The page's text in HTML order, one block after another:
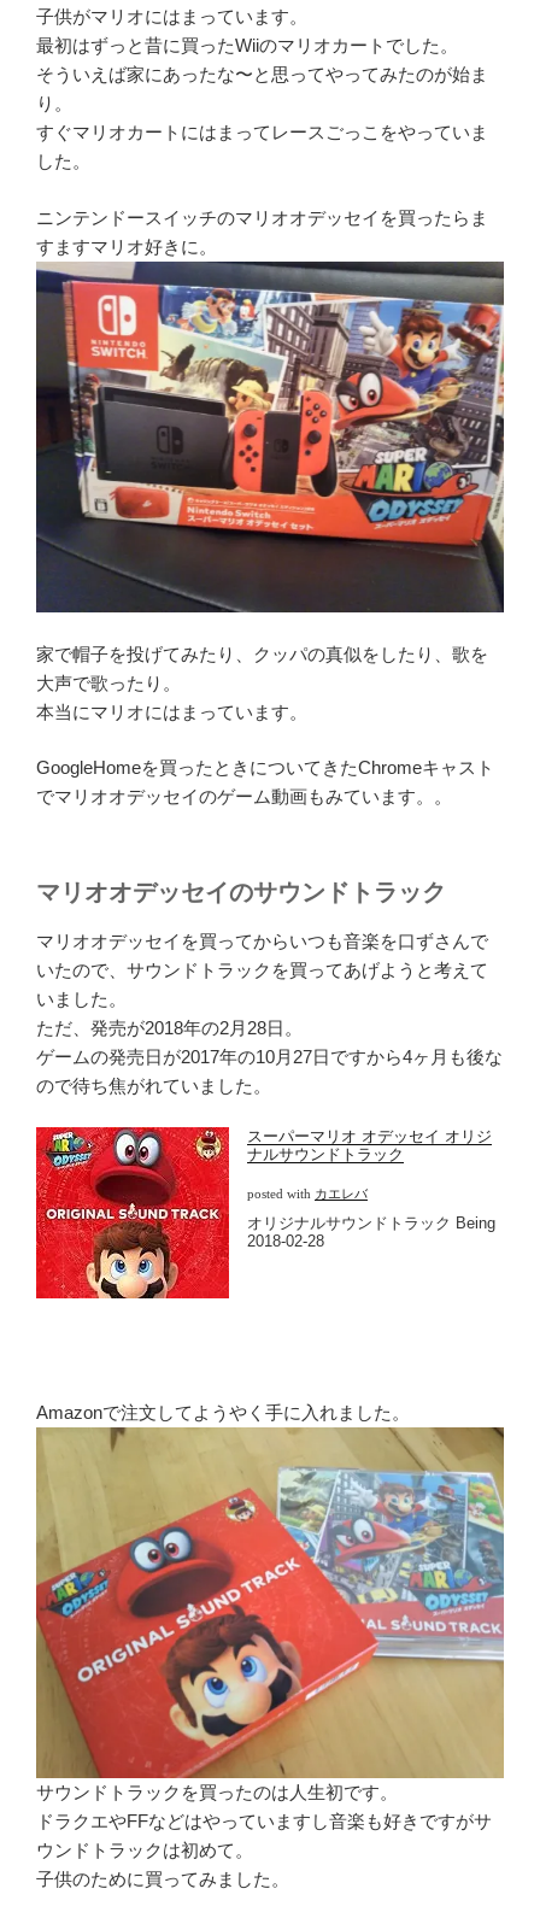
子供がマリオにはまっています。
最初はずっと昔に買ったWiiのマリオカートでした。
そういえば家にあったな〜と思ってやってみたのが始ま
り。
すぐマリオカートにはまってレースごっこをやっていま
した。
ニンテンドースイッチのマリオオデッセイを買ったらま
すますマリオ好きに。
家で帽子を投げてみたり、クッパの真似をしたり、歌を
大声で歌ったり。
本当にマリオにはまっています。
GoogleHomeを買ったときについてきたChromeキャスト
でマリオオデッセイのゲーム動画もみています。。
マリオオデッセイのサウンドトラック
マリオオデッセイを買ってからいつも音楽を口ずさんで
いたので、サウンドトラックを買ってあげようと考えて
いました。
ただ、発売が2018年の2月28日。
ゲームの発売日が2017年の10月27日ですから4ヶ月も後な
ので待ち焦がれていました。
スーパーマリオ オデッセイ オリジ
ナルサウンドトラック
posted with カエレバ
オリジナルサウンドトラック Being
2018-02-28
Amazonで注文してようやく手に入れました。
サウンドトラックを買ったのは人生初です。
ドラクエやFFなどはやっていますし音楽も好きですがサ
ウンドトラックは初めて。
子供のために買ってみました。